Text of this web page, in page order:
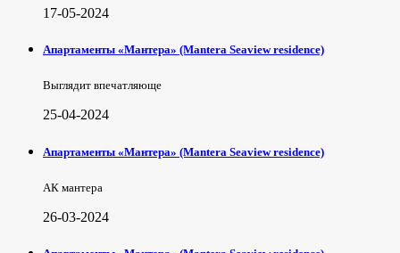
17-05-2024
Апартаменты «Мантера» (Mantera Seaview rеsidence)
Выглядит впечатляюще
25-04-2024
Апартаменты «Мантера» (Mantera Seaview rеsidence)
АК мантера
26-03-2024